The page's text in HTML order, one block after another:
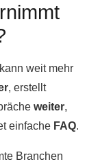
kann weit mehr
, erstellt
weiter,
einfache FAQ.
Branchen